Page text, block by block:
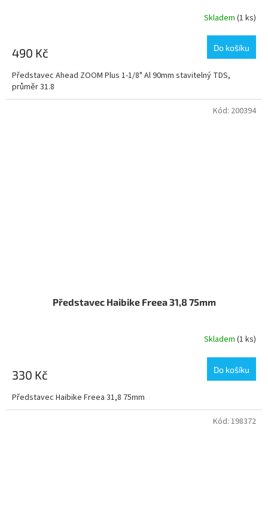
Skladem (1 ks)
490 Kč Do košíku
Představec Ahead ZOOM Plus 1-1/8" Al 90mm stavitelný TDS,
průměr 31.8
Představec Haibike Freea 31,8 75mm
Skladem (1 ks)
330 Kč Do košíku
Představec Haibike Freea 31,8 75mm
Kód: 200394
Kód: 198372